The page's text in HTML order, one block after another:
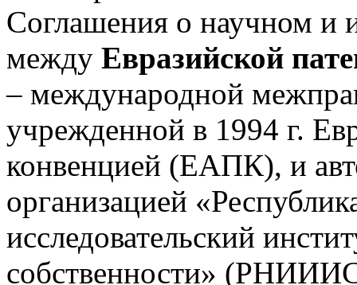
Соглашения о научном и
между Евразийской
– международной
учрежденной в 1994 г.
конвенцией (ЕАПК), и
организацией
исследовательский
собственности»